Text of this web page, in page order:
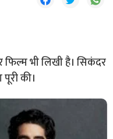
भी लिखी है। सिकंदर
की।